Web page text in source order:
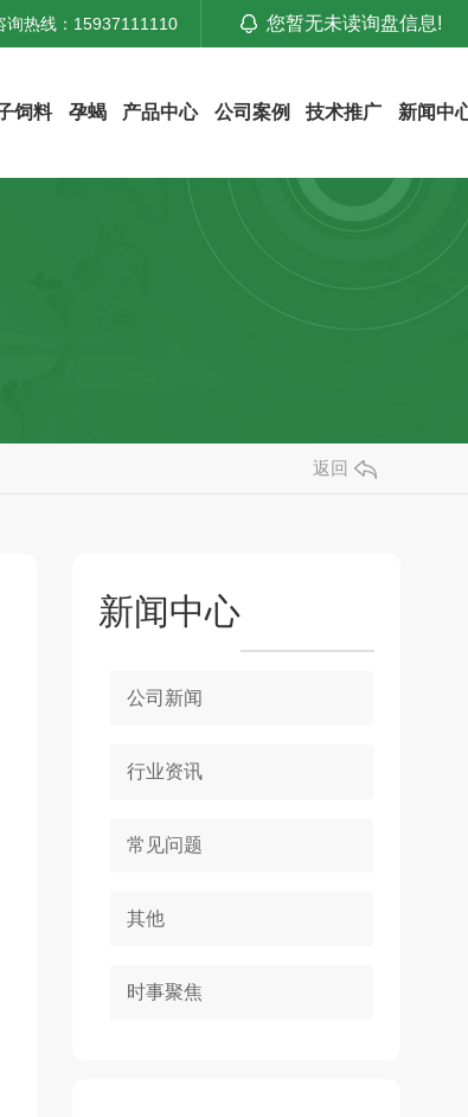
询热线：15937111110 您暂无未读询盘信息!
饲料 孕蝎 产品中心 公司案例 技术推广 新闻中
返回
新闻中心
公司新闻
行业资讯
常见问题
其他
时事聚焦